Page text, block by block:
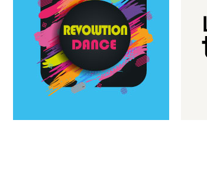
Revolution Dance
Rassegna di danza
contemporanea – I Edizione
Continua